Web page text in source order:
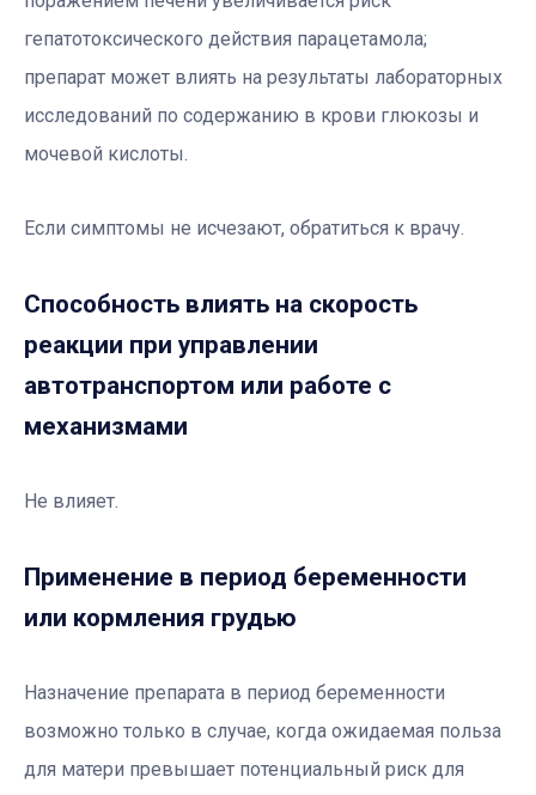
гепатотоксического действия парацетамола;
препарат может влиять на результаты лабораторных
исследований по содержанию в крови глюкозы и
мочевой кислоты.
Если симптомы не исчезают, обратиться к врачу.
Способность влиять на скорость
реакции при управлении
автотранспортом или работе с
механизмами
Не влияет.
Применение в период беременности
или кормления грудью
Назначение препарата в период беременности
возможно только в случае, когда ожидаемая польза
для матери превышает потенциальный риск для